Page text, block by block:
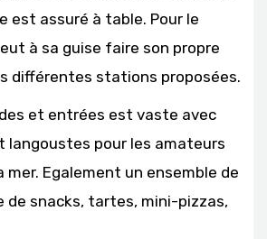
est assuré à table. Pour le
à sa guise faire son propre
différentes stations proposées.
et entrées est vaste avec
langoustes pour les amateurs
mer. Egalement un ensemble de
de snacks, tartes, mini-pizzas,